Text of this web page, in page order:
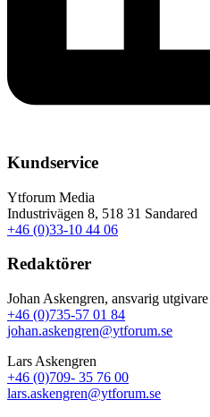
Kundservice
Ytforum Media
Industrivägen 8, 518 31 Sandared
+46 (0)33-10 44 06
Redaktörer
Johan Askengren, ansvarig utgivare
+46 (0)735-57 01 84
johan.askengren@ytforum.se
Lars Askengren
+46 (0)709- 35 76 00
lars.askengren@ytforum.se